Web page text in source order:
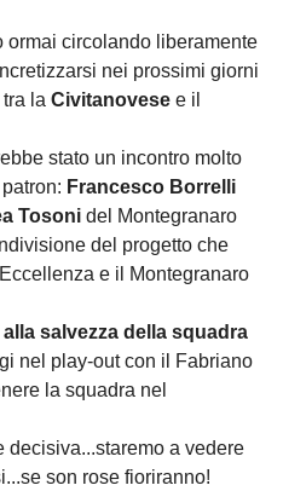
ormai circolando liberamente
nei prossimi giorni
la Civitanovese e il
stato un incontro molto
Francesco Borrelli
Tosoni del Montegranaro
del progetto che
e il Montegranaro
salvezza della squadra
nel play-out con il Fabriano
la squadra nel
decisiva...staremo a vedere
son rose fioriranno!